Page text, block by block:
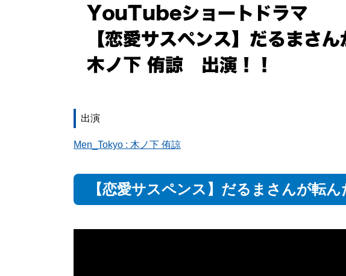
出演
Men_Tokyo : 木ノ下 侑諒
【恋愛サスペンス】だるまさんが転ん